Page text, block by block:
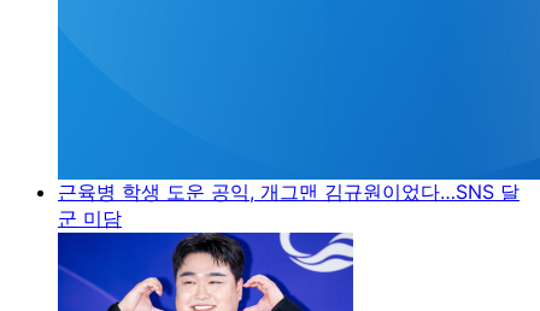
근육병 학생 도운 공익, 개그맨 김규원이었다…SNS 달
군 미담